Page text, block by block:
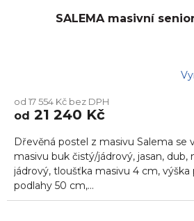
SALEMA masivní
od 17 554 Kč bez DPH
od 21 240 Kč
Dřevěná postel z masivu Salema se
masivu buk čistý/jádrový, jasan, dub,
jádrový, tloušťka masivu 4 cm, výška
podlahy 50 cm,...